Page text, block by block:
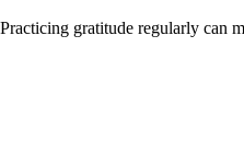
Practicing gratitude regularly can